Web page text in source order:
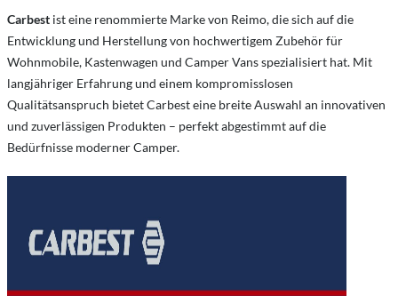
Carbest ist eine renommierte Marke von Reimo, die sich auf die
Entwicklung und Herstellung von hochwertigem Zubehör für
Wohnmobile, Kastenwagen und Camper Vans spezialisiert hat. Mit
langjähriger Erfahrung und einem kompromisslosen
Qualitätsanspruch bietet Carbest eine breite Auswahl an innovativen
und zuverlässigen Produkten – perfekt abgestimmt auf die
Bedürfnisse moderner Camper.